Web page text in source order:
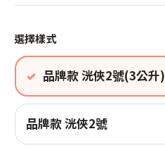
選擇樣式
品牌款 洸俠2號(3公升)
品牌款 洸俠2號